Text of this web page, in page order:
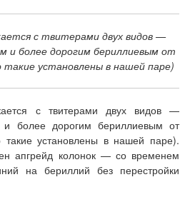
с твитерами двух видов —
более дорогим бериллиевым от
установлены в нашей паре)
с твитерами двух видов —
более дорогим бериллиевым от
установлены в нашей паре).
апгрейд колонок — со временем
на бериллий без перестройки